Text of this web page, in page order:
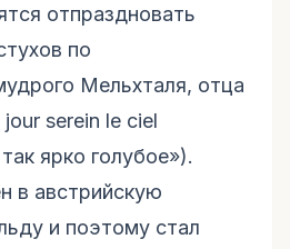
отпраздновать
по
Мельхталя, отца
serein le ciel
ярко голубое»).
в австрийскую
и поэтому стал